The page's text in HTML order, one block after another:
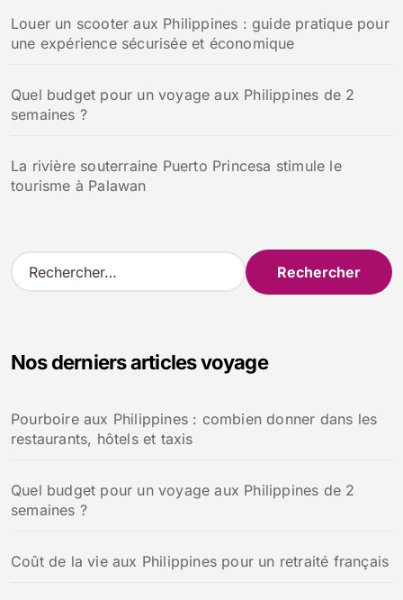
Louer un scooter aux Philippines : guide pratique pour
une expérience sécurisée et économique
Quel budget pour un voyage aux Philippines de 2
semaines ?
La rivière souterraine Puerto Princesa stimule le
tourisme à Palawan
R
e
r
e
r
Nos derniers articles voyage
Pourboire aux Philippines : combien donner dans les
restaurants, hôtels et taxis
Quel budget pour un voyage aux Philippines de 2
semaines ?
Coût de la vie aux Philippines pour un retraité français